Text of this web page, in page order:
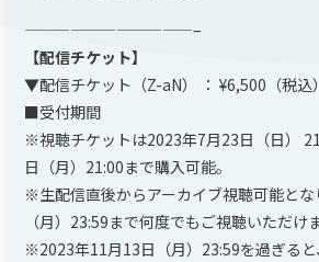
———————————–
【配信チケット】
▼配信チケット（Z-aN） ： ¥6,500（税込）
■受付期間
※視聴チケットは2023年7月23日（日）
日（月）21:00まで購入可能。
※生配信直後からアーカイブ視聴可能と
（月）23:59まで何度でもご視聴いただけま
※2023年11月13日（月）23:59を過ぎる